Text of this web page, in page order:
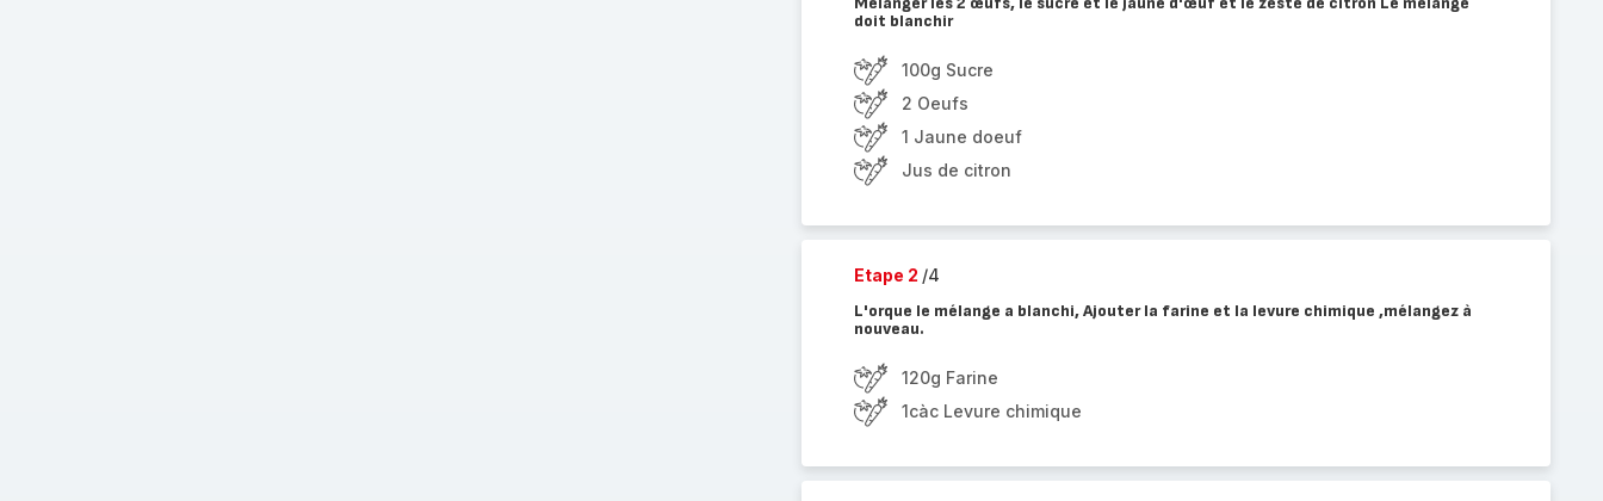
doit blanchir
100g Sucre
2 Oeufs
1 Jaune doeuf
Jus de citron
Etape 2 /4
L'orque le mélange a blanchi, Ajouter la farine et la levure chimique ,mélangez à
nouveau.
120g Farine
1càc Levure chimique